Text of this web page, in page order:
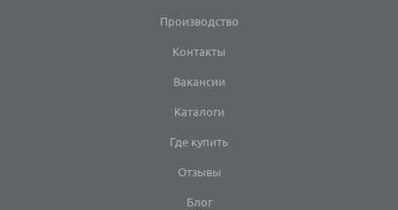
Производство
Контакты
Вакансии
Каталоги
Где купить
Отзывы
Блог